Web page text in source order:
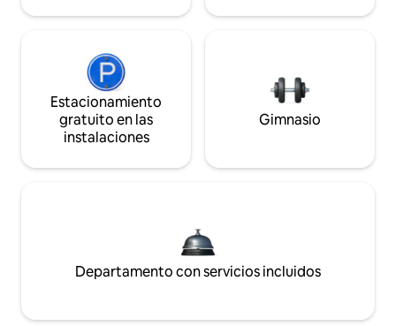
Estacionamiento
gratuito en las
instalaciones
Gimnasio
Departamento con servicios incluidos